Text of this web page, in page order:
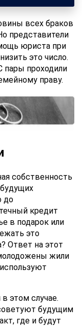
всех браков
представители
юриста при
это число.
пары проходили
праву.
собственность
до
кредит
в подарок или
это
Ответ на этот
жили
этом случае.
будущим
где и будут